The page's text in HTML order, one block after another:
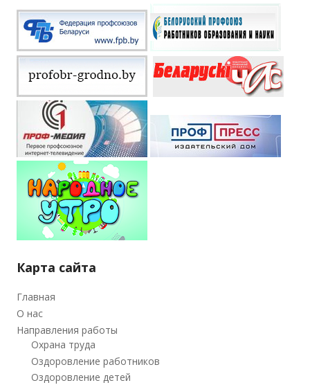
Карта сайта
Главная
О нас
Направления работы
Охрана труда
Оздоровление работников
Оздоровление детей